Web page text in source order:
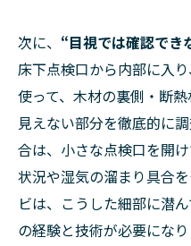
次に、 “目視では確認でき
床下点検口から内部に入
使って、木材の裏側・断
見えない部分を徹底的に
合は、小さな点検口を開
状況や湿気の溜まり具合
ビは、こうした細部に潜
の経験と技術が必要になり